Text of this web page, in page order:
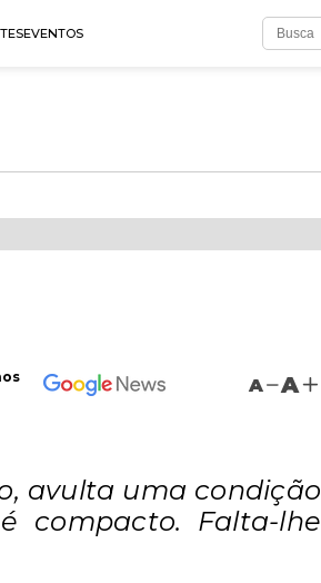
EVENTOS
A A
avulta uma condição
compacto. Falta-lhe